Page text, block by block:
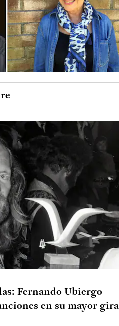
Fernando Ubiergo
en su mayor gira